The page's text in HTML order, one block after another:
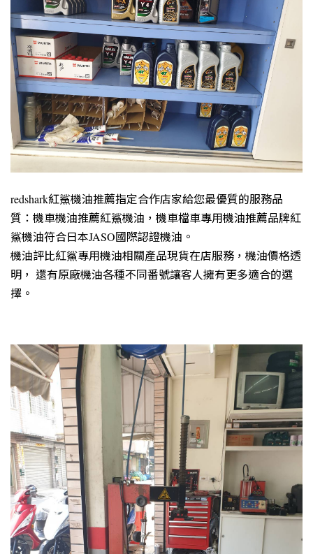
redshark紅鯊機油推薦指定合作店家給您最優質的服務品
質：機車機油推薦紅鯊機油，機車檔車專用機油推薦品牌紅
鯊機油符合日本JASO國際認證機油。
機油評比紅鯊專用機油相關產品現貨在店服務，機油價格透
明， 還有原廠機油各種不同番號讓客人擁有更多適合的選
擇。